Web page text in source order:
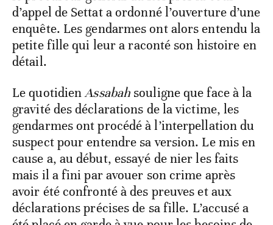
d’appel de Settat a ordonné l’ouverture d’une
enquête. Les gendarmes ont alors entendu la
petite fille qui leur a raconté son histoire en
détail.
Le quotidienAssabah souligne que face à la
gravité des déclarations de la victime, les
gendarmes ont procédé à l’interpellation du
suspect pour entendre sa version. Le mis en
cause a, au début, essayé de nier les faits
mais il a fini par avouer son crime après
avoir été confronté à des preuves et aux
déclarations précises de sa fille. L’accusé a